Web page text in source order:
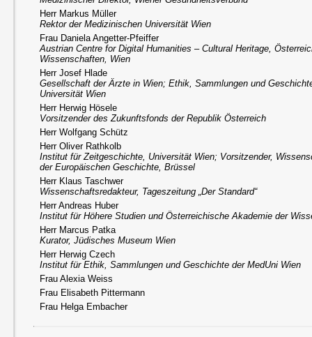
Herr Markus Müller
Rektor der Medizinischen Universität Wien
Frau Daniela Angetter-Pfeiffer
Austrian Centre for Digital Humanities – Cultural Heritage,
Wissenschaften, Wien
Herr Josef Hlade
Gesellschaft der Ärzte in Wien; Ethik, Sammlungen und
Universität Wien
Herr Herwig Hösele
Vorsitzender des Zukunftsfonds der Republik Österreich
Herr Wolfgang Schütz
Herr Oliver Rathkolb
Institut für Zeitgeschichte, Universität Wien; Vorsitzender,
der Europäischen Geschichte, Brüssel
Herr Klaus Taschwer
Wissenschaftsredakteur, Tageszeitung „Der Standard“
Herr Andreas Huber
Institut für Höhere Studien und Österreichische Akademie der
Herr Marcus Patka
Kurator, Jüdisches Museum Wien
Herr Herwig Czech
Institut für Ethik, Sammlungen und Geschichte der MedUni Wien
Frau Alexia Weiss
Frau Elisabeth Pittermann
Frau Helga Embacher